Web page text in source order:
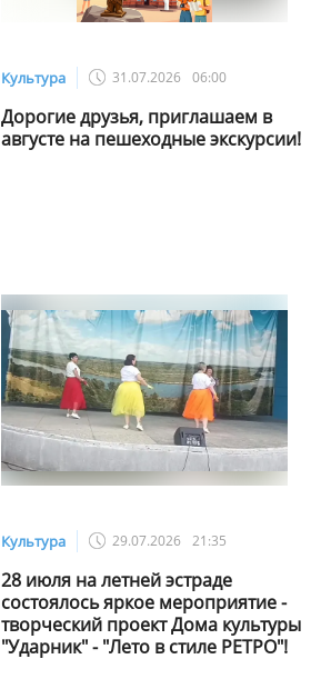
Культура 31.07.2026 06:00
Дорогие друзья, приглашаем в
августе на пешеходные экскурсии!
Культура 29.07.2026 21:35
28 июля на летней эстраде
состоялось яркое мероприятие -
творческий проект Дома культуры
"Ударник" - "Лето в стиле РЕТРО"!